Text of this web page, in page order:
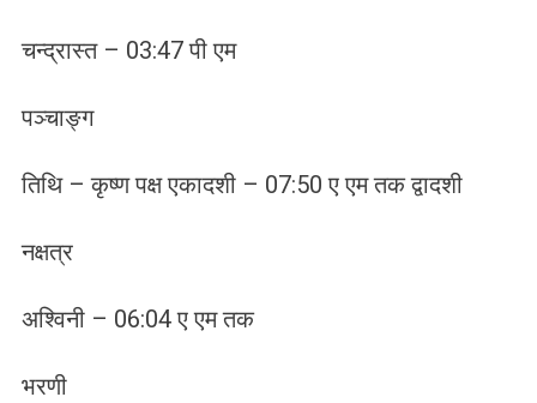
चन्द्रास्त – 03:47 पी एम
पञ्चाङ्ग
तिथि – कृष्ण पक्ष एकादशी – 07:50 ए एम तक द्वादशी
नक्षत्र
अश्विनी – 06:04 ए एम तक
भरणी